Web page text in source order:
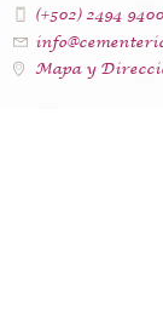
(+502) 2494 9400
Mapa y